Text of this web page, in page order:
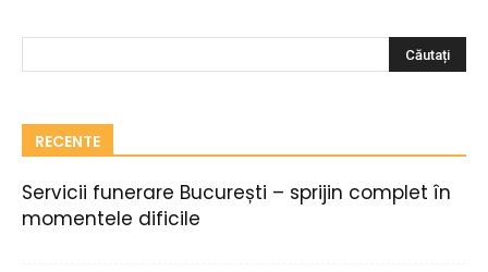
RECENTE
Servicii funerare București – sprijin complet în
momentele dificile